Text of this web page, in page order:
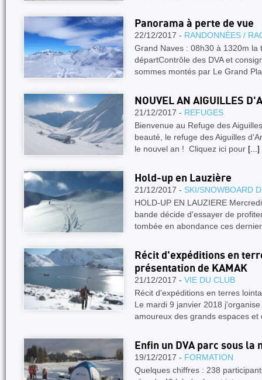
Panorama à perte de vue
22/12/2017 - RANDONNÉES /
Grand Naves : 08h30 à 1320m la
départContrôle des DVA et
sommes montés par Le Grand
NOUVEL AN AIGUILLES
21/12/2017 - REFUGES
Bienvenue au Refuge des
beauté, le refuge des Aiguilles
le nouvel an ! Cliquez ici pour [...]
Hold-up en Lauzière
21/12/2017 - SKI/SNOWBOARD
HOLD-UP EN LAUZIERE
bande décide d'essayer de
tombée en abondance ces
Récit d'expéditions en
présentation de KAMAK
21/12/2017 - VIE DU CLUB
Récit d'expéditions en terres
Le mardi 9 janvier 2018
amoureux des grands espaces
Enfin un DVA parc sous la
19/12/2017 - FORMATION
Quelques chiffres : 238